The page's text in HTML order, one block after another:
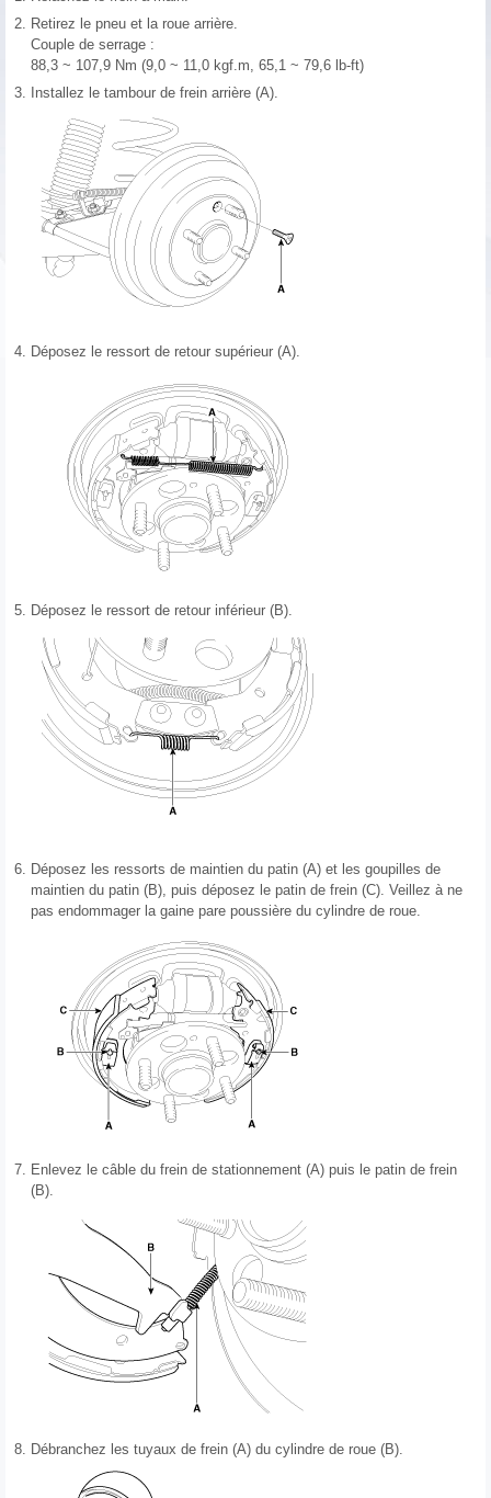
2. Retirez le pneu et la roue arrière.
Couple de serrage :
88,3 ~ 107,9 Nm (9,0 ~ 11,0 kgf.m, 65,1 ~ 79,6 lb-ft)
3.
Installez le tambour de frein arrière (A).
4. Déposez le ressort de retour supérieur (A).
5. Déposez le ressort de retour inférieur (B).
6. Déposez les ressorts de maintien du patin (A) et les goupilles de
maintien du patin (B), puis déposez le patin de frein (C). Veillez à ne
pas endommager la gaine pare poussière du cylindre de roue.
7. Enlevez le câble du frein de stationnement (A) puis le patin de frein
(B).
8. Débranchez les tuyaux de frein (A) du cylindre de roue (B).